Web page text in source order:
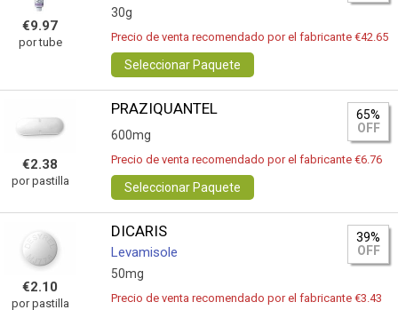
€9.97
por tube
30g
Precio de venta recomendado por el fabricante €42.65
Seleccionar Paquete
€2.38
por pastilla
PRAZIQUANTEL
600mg
65%
OFF
Precio de venta recomendado por el fabricante €6.76
Seleccionar Paquete
€2.10
por pastilla
DICARIS
Levamisole
50mg
39%
OFF
Precio de venta recomendado por el fabricante €3.43